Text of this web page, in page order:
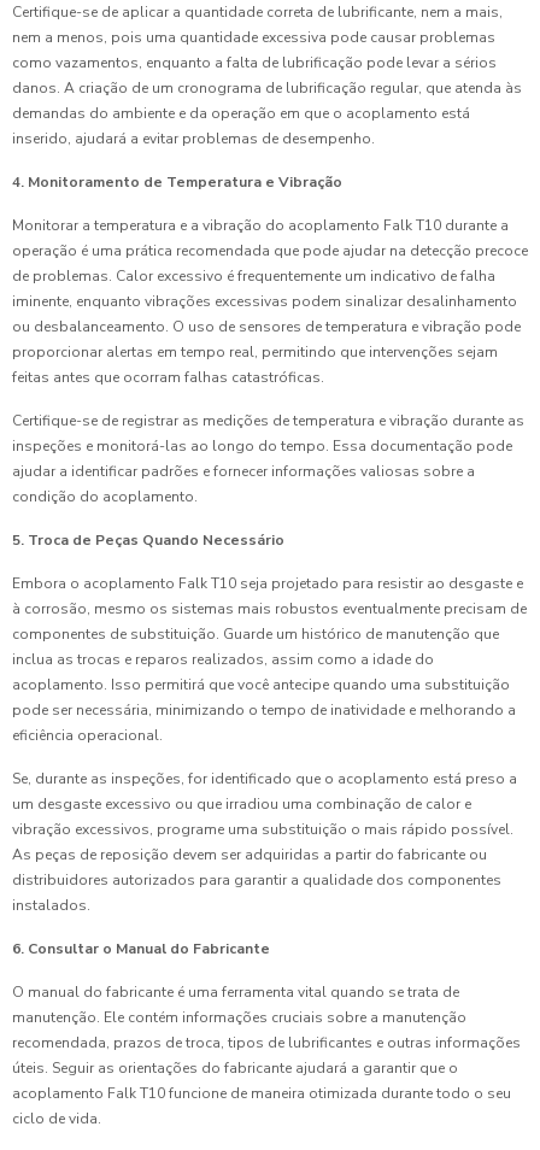
Certifique-se de aplicar a quantidade correta de lubrificante, nem a mais,
nem a menos, pois uma quantidade excessiva pode causar problemas
como vazamentos, enquanto a falta de lubrificação pode levar a sérios
danos. A criação de um cronograma de lubrificação regular, que atenda às
demandas do ambiente e da operação em que o acoplamento está
inserido, ajudará a evitar problemas de desempenho.
4. Monitoramento de Temperatura e Vibração
Monitorar a temperatura e a vibração do acoplamento Falk T10 durante a
operação é uma prática recomendada que pode ajudar na detecção precoce
de problemas. Calor excessivo é frequentemente um indicativo de falha
iminente, enquanto vibrações excessivas podem sinalizar desalinhamento
ou desbalanceamento. O uso de sensores de temperatura e vibração pode
proporcionar alertas em tempo real, permitindo que intervenções sejam
feitas antes que ocorram falhas catastróficas.
Certifique-se de registrar as medições de temperatura e vibração durante as
inspeções e monitorá-las ao longo do tempo. Essa documentação pode
ajudar a identificar padrões e fornecer informações valiosas sobre a
condição do acoplamento.
5. Troca de Peças Quando Necessário
Embora o acoplamento Falk T10 seja projetado para resistir ao desgaste e
à corrosão, mesmo os sistemas mais robustos eventualmente precisam de
componentes de substituição. Guarde um histórico de manutenção que
inclua as trocas e reparos realizados, assim como a idade do
acoplamento. Isso permitirá que você antecipe quando uma substituição
pode ser necessária, minimizando o tempo de inatividade e melhorando a
eficiência operacional.
Se, durante as inspeções, for identificado que o acoplamento está preso a
um desgaste excessivo ou que irradiou uma combinação de calor e
vibração excessivos, programe uma substituição o mais rápido possível.
As peças de reposição devem ser adquiridas a partir do fabricante ou
distribuidores autorizados para garantir a qualidade dos componentes
instalados.
6. Consultar o Manual do Fabricante
O manual do fabricante é uma ferramenta vital quando se trata de
manutenção. Ele contém informações cruciais sobre a manutenção
recomendada, prazos de troca, tipos de lubrificantes e outras informações
úteis. Seguir as orientações do fabricante ajudará a garantir que o
acoplamento Falk T10 funcione de maneira otimizada durante todo o seu
ciclo de vida.